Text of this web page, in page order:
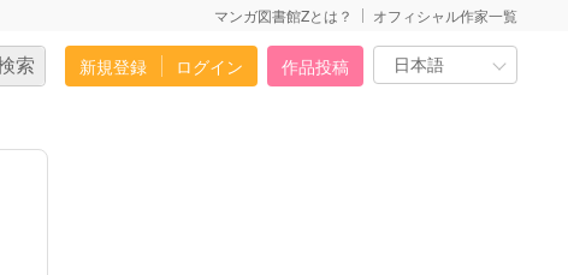
マンガ図書館Zとは？ オフィシャル作家一覧
新規登録 ログイン 作品投稿